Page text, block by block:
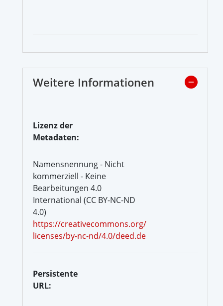
Weitere Informationen
Lizenz der
Metadaten:
Namensnennung - Nicht
kommerziell - Keine
Bearbeitungen 4.0
International (CC BY-NC-ND
4.0)
https://creativecommons.org/
licenses/by-nc-nd/4.0/deed.de
Persistente
URL: